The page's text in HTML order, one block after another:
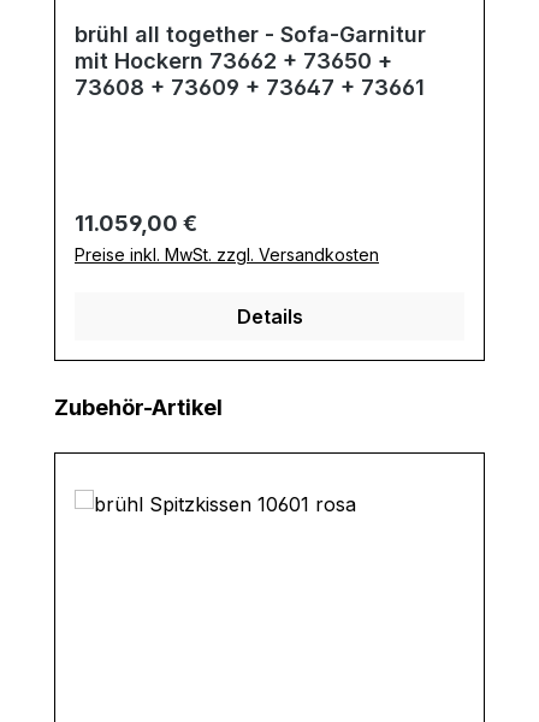
brühl all together - Sofa-Garnitur
mit Hockern 73662 + 73650 +
73608 + 73609 + 73647 + 73661
Regulärer Preis:
11.059,00 €
Preise inkl. MwSt. zzgl. Versandkosten
Details
Produktgalerie überspringen
Zubehör-Artikel